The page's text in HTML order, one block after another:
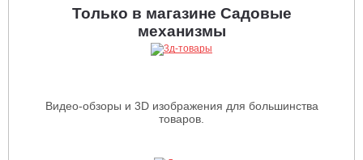
Только в магазине Садовые
механизмы
Видео-обзоры и 3D изображения для большинства
товаров.